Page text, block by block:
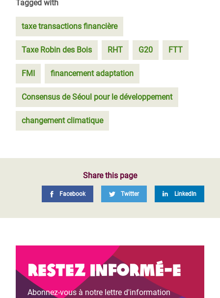
Tagged with
taxe transactions financière
Taxe Robin des Bois RHT G20 FTT
FMI financement adaptation
Consensus de Séoul pour le développement
changement climatique
Share this page
Facebook Twitter LinkedIn
Restez informé-e
Abonnez-vous à notre lettre d'information